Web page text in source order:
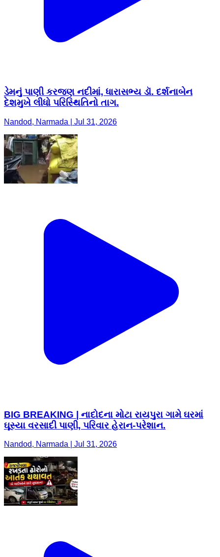
ડેમનું પાણી કરજણ નદીમાં, ધારાસભ્ય ડૉ. દર્શનાબેન
દેશમુખે લીધો પરિસ્થિતિનો તાગ.
Nandod, Narmada | Jul 31, 2026
BIG BREAKING | નાદોદના મોટા રાયપુરા ગામે ઘરમાં
ઘૂસ્યા વરસાદી પાણી, પરિવાર હેરાન-પરેશાન.
Nandod, Narmada | Jul 31, 2026